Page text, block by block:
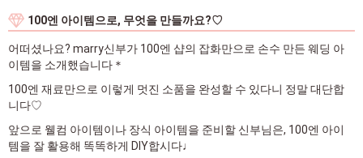
100엔 아이템으로, 무엇을 만들까요?♡
어떠셨나요? marry신부가 100엔 샵의 잡화만으로 손수 만든 웨딩 아
이템을 소개했습니다＊
100엔 재료만으로 이렇게 멋진 소품을 완성할 수 있다니 정말 대단합
니다♡
앞으로 웰컴 아이템이나 장식 아이템을 준비할 신부님은, 100엔 아이
템을 잘 활용해 똑똑하게 DIY합시다♩